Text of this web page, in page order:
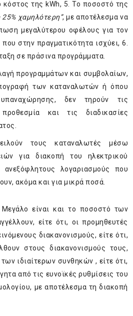
κόστος της kWh, 5. Το ποσοστό της
25% χαμηλότερη”, με αποτέλεσμα να
μεγαλύτερου οφέλους για τον
στην πραγματικότητα ισχύει, 6.
σε πράσινα προγράμματα.
προγραμμάτων και συμβολαίων,
των καταναλωτών ή όπου
δεν τηρούν τις
και τις διαδικασίες
τους καταναλωτές μέσω
για διακοπή του ηλεκτρικού
λογαριασμούς που
ακόμα και για μικρά ποσά.
Μεγάλο είναι και το ποσοστό των
είτε ότι, οι προμηθευτές
διακανονισμούς, είτε ότι,
στους διακανονισμούς τους,
ιδιαίτερων συνθηκών , είτε ότι,
από τις ευνοϊκές ρυθμίσεις του
με αποτέλεσμα τη διακοπή